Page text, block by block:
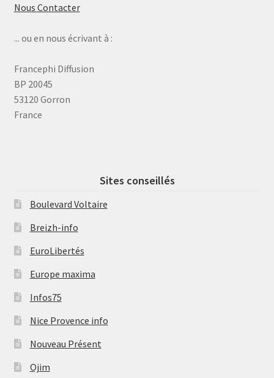
Nous Contacter
... ou en nous écrivant à :
Francephi Diffusion
BP 20045
53120 Gorron
France
Sites conseillés
Boulevard Voltaire
Breizh-info
EuroLibertés
Europe maxima
Infos75
Nice Provence info
Nouveau Présent
Ojim